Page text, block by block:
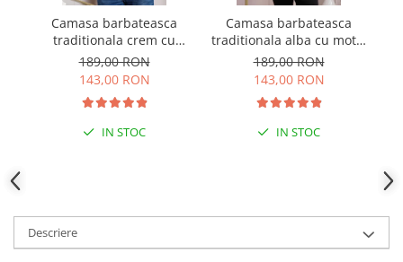
Camasa barbateasca
traditionala crem cu
motiv geometric albastru
Petru 05
189,00 RON
143,00 RON
IN STOC
Camasa barbateasca
traditionala alba cu motiv
geometric rosu Petru 07
189,00 RON
143,00 RON
IN STOC
Descriere